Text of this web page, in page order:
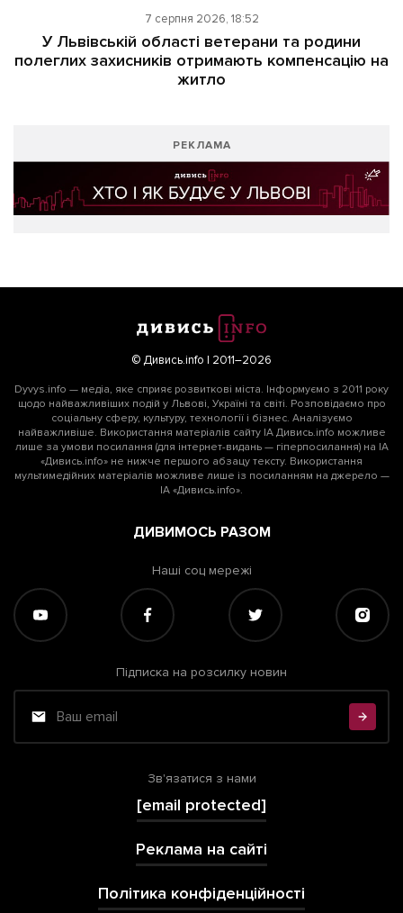
7 серпня 2026, 18:52
У Львівській області ветерани та родини
полеглих захисників отримають компенсацію на
житло
РЕКЛАМА
© Дивись.info | 2011–2026
Dyvys.info — медіа, яке сприяє розвиткові міста. Інформуємо з 2011 року
щодо найважливіших подій у Львові, Україні та світі. Розповідаємо про
соціальну сферу, культуру, технології і бізнес. Аналізуємо
найважливіше. Використання матеріалів сайту ІА Дивись.info можливе
лише за умови посилання (для інтернет-видань — гіперпосилання) на ІА
«Дивись.info» не нижче першого абзацу тексту. Використання
мультимедійних матеріалів можливе лише із посиланням на джерело —
ІА «Дивись.info».
ДИВИМОСЬ РАЗОМ
Наші соц мережі
Підписка на розсилку новин
Зв'язатися з нами
[email protected]
Реклама на сайті
Політика конфіденційності